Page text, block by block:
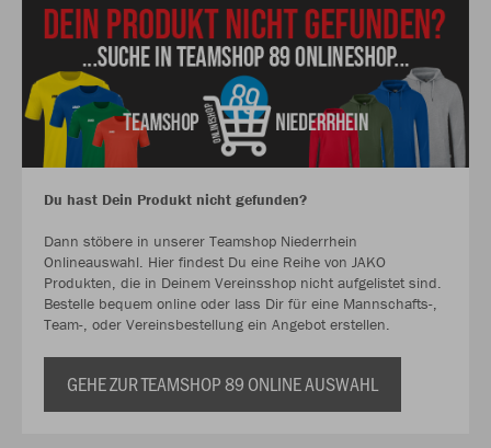
Du hast Dein Produkt nicht gefunden?
Dann stöbere in unserer Teamshop Niederrhein
Onlineauswahl. Hier findest Du eine Reihe von JAKO
Produkten, die in Deinem Vereinsshop nicht aufgelistet sind.
Bestelle bequem online oder lass Dir für eine Mannschafts-,
Team-, oder Vereinsbestellung ein Angebot erstellen.
GEHE ZUR TEAMSHOP 89 ONLINE AUSWAHL